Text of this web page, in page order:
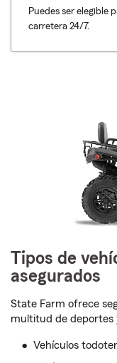
Puedes ser elegible
carretera 24/7.
Tipos de
asegurados
State Farm ofrece
multitud de deportes
Vehículos